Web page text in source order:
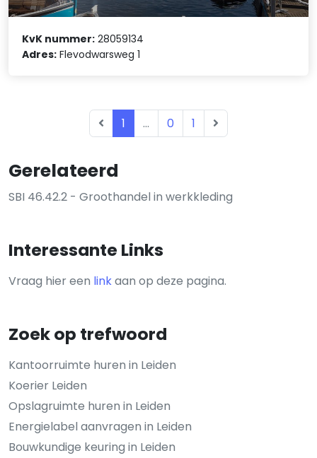
Gerelateerd
SBI 46.42.2 - Groothandel in werkkleding
Interessante Links
Vraag hier een linkaan op deze pagina.
Zoek op trefwoord
Kantoorruimte huren in Leiden
Koerier Leiden
Opslagruimte huren in Leiden
Energielabel aanvragen in Leiden
Bouwkundige keuring in Leiden
KvK nummer: 28059134
Adres: Flevodwarsweg 1
1 ... 0 1